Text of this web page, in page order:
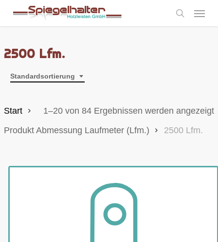
content
Menu
2500 Lfm.
Standardsortierung
1–20 von 84 Ergebnissen werden angezeigt
Start
Produkt Abmessung Laufmeter (Lfm.)
2500 Lfm.